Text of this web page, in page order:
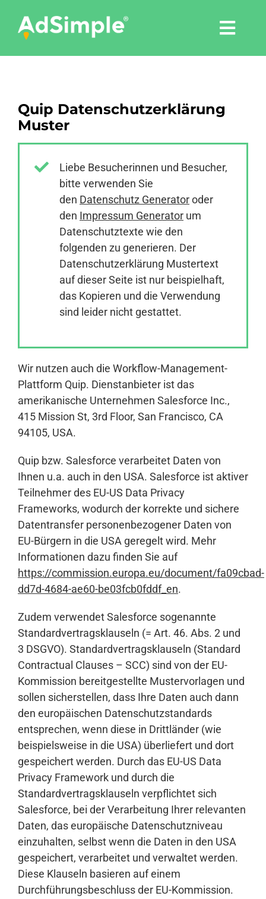
content
Tools
Pressemitteilungen
Anmelden
Quip Datenschutzerklärung
Muster
Liebe Besucherinnen und Besucher,
bitte verwenden Sie
den Datenschutz Generatoroder
den Impressum Generator um
Datenschutztexte wie den
folgenden zu generieren. Der
Datenschutzerklärung Mustertext
auf dieser Seite ist nur beispielhaft,
das Kopieren und die Verwendung
sind leider nicht gestattet.
Wir nutzen auch die Workflow-Management-
Plattform Quip. Dienstanbieter ist das
amerikanische Unternehmen Salesforce Inc.,
415 Mission St, 3rd Floor, San Francisco, CA
94105, USA.
Quip bzw. Salesforce verarbeitet Daten von
Ihnen u.a. auch in den USA. Salesforce ist aktiver
Teilnehmer des EU-US Data Privacy
Frameworks, wodurch der korrekte und sichere
Datentransfer personenbezogener Daten von
EU-Bürgern in die USA geregelt wird. Mehr
Informationen dazu finden Sie auf
https://commission.europa.eu/document/fa09cbad-
dd7d-4684-ae60-be03fcb0fddf_en.
Zudem verwendet Salesforce sogenannte
Standardvertragsklauseln (= Art. 46. Abs. 2 und
3 DSGVO). Standardvertragsklauseln (Standard
Contractual Clauses – SCC) sind von der EU-
Kommission bereitgestellte Mustervorlagen und
sollen sicherstellen, dass Ihre Daten auch dann
den europäischen Datenschutzstandards
entsprechen, wenn diese in Drittländer (wie
beispielsweise in die USA) überliefert und dort
gespeichert werden. Durch das EU-US Data
Privacy Framework und durch die
Standardvertragsklauseln verpflichtet sich
Salesforce, bei der Verarbeitung Ihrer relevanten
Daten, das europäische Datenschutzniveau
einzuhalten, selbst wenn die Daten in den USA
gespeichert, verarbeitet und verwaltet werden.
Diese Klauseln basieren auf einem
Durchführungsbeschluss der EU-Kommission.